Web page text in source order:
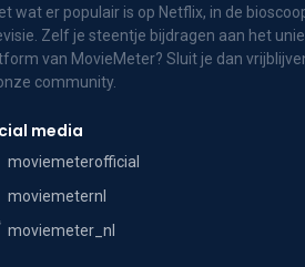
wat er populair is op Netflix, in de
Zelf je steentje bijdragen aan het
van MovieMeter? Sluit je dan
community.
media
moviemeterofficial
moviemeternl
moviemeter_nl